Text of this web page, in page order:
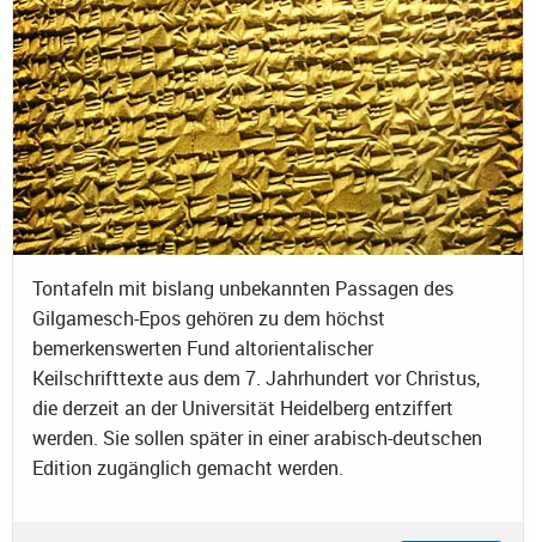
Tontafeln mit bislang unbekannten Passagen des
Gilgamesch-Epos gehören zu dem höchst
bemerkenswerten Fund altorientalischer
Keilschrifttexte aus dem 7. Jahrhundert vor Christus,
die derzeit an der Universität Heidelberg entziffert
werden. Sie sollen später in einer arabisch-deutschen
Edition zugänglich gemacht werden.